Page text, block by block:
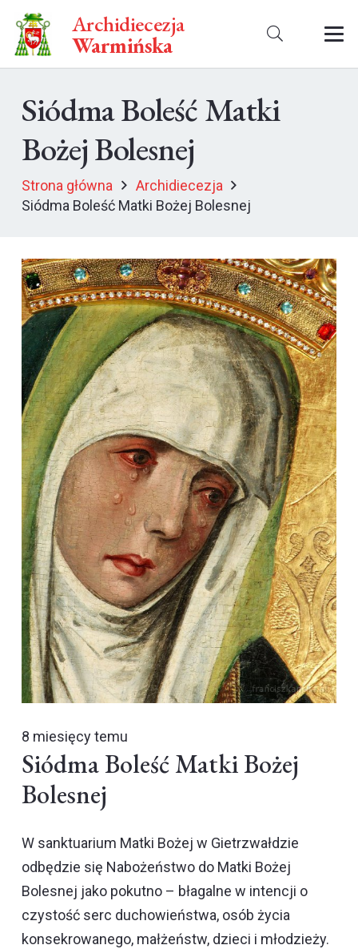
Archidiecezja
Warmińska
Siódma Boleść Matki
Bożej Bolesnej
Strona główna
Archidiecezja
Siódma Boleść Matki Bożej Bolesnej
8 miesięcy temu
Siódma Boleść Matki Bożej
Bolesnej
W sanktuarium Matki Bożej w Gietrzwałdzie
odbędzie się Nabożeństwo do Matki Bożej
Bolesnej jako pokutno – błagalne w intencji o
czystość serc duchowieństwa, osób życia
konsekrowanego, małżeństw, dzieci i młodzieży.